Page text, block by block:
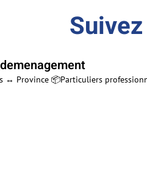
↔ Province 📦Particuliers